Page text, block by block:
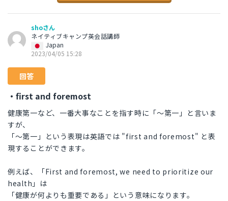
shoさん
ネイティブキャンプ英会話講師
Japan
2023/04/05 15:28
回答
・first and foremost
健康第一など、一番大事なことを指す時に「～第一」と言いま
すが、
「～第一」という表現は英語では "first and foremost" と表
現することができます。
例えば、「First and foremost, we need to prioritize our
health」は
「健康が何よりも重要である」という意味になります。